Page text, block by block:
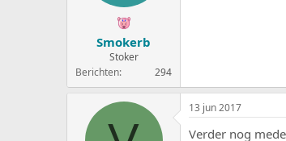
Smokerb
Stoker
Berichten
294
13 jun 2017
Verder nog